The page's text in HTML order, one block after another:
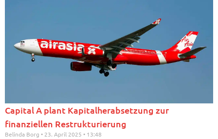
Capital A plant Kapitalherabsetzung zur
finanziellen Restrukturierung
Belinda Borg 23. April 2025 13:48